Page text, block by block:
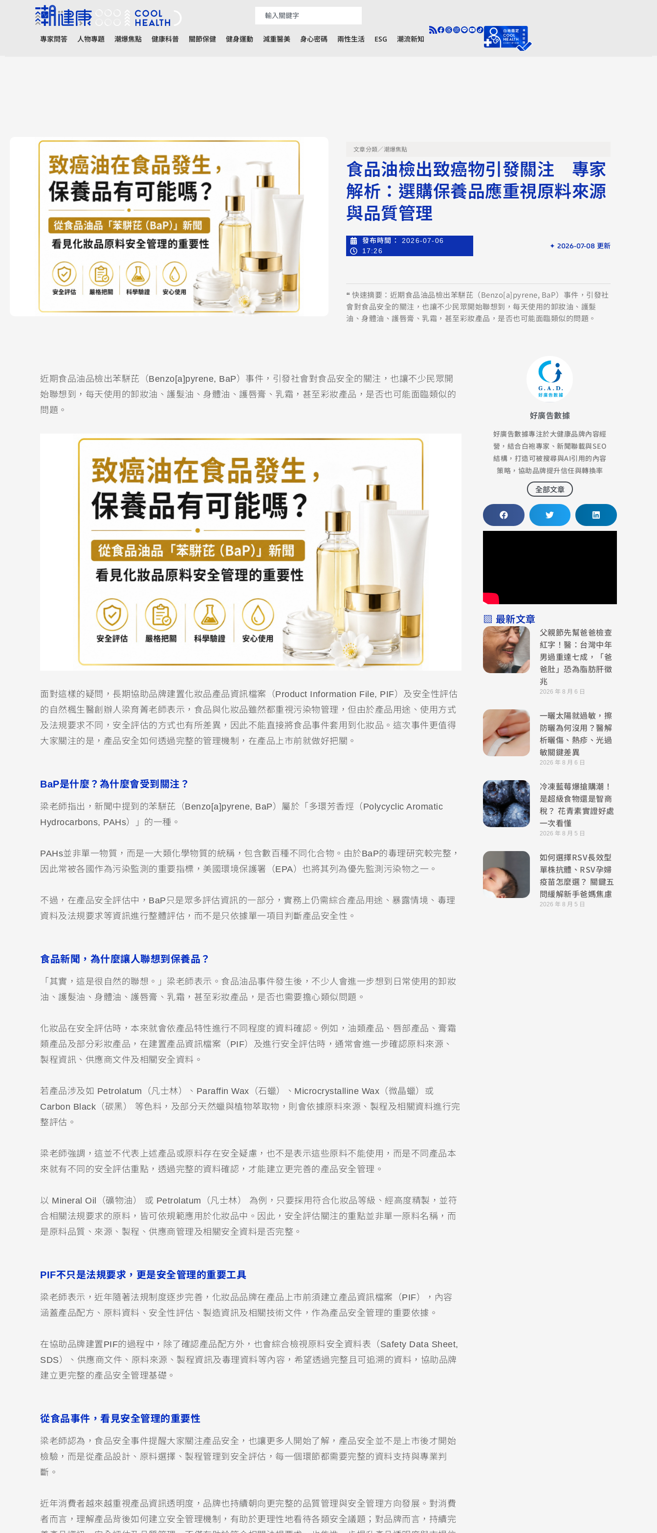
專家問答 人物專題 潮爆焦點 健康科普 關節保健 健身運動 減重醫美 身心密碼 兩性生活 ESG 潮流新知
文章分類／潮爆焦點
食品油檢出致癌物引發關注 專家
解析：選購保養品應重視原料來源
與品質管理
發布時間：
2026-07-06
17:26
✦ 2026-07-08 更新
❝ 快速摘要：近期食品油品檢出苯駢芘（Benzo[a]pyrene, BaP）事件，引發社
會對食品安全的關注，也讓不少民眾開始聯想到，每天使用的卸妝油、護髮
油、身體油、護唇膏、乳霜，甚至彩妝產品，是否也可能面臨類似的問題。
近期食品油品檢出苯駢芘（Benzo[a]pyrene, BaP）事件，引發社會對食品安全的關注，也讓不少民眾開
始聯想到，每天使用的卸妝油、護髮油、身體油、護唇膏、乳霜，甚至彩妝產品，是否也可能面臨類似的
問題。
面對這樣的疑問，長期協助品牌建置化妝品產品資訊檔案（Product Information File, PIF）及安全性評估
的自然楓生醫創辦人梁育菁老師表示，食品與化妝品雖然都重視污染物管理，但由於產品用途、使用方式
及法規要求不同，安全評估的方式也有所差異，因此不能直接將食品事件套用到化妝品。這次事件更值得
大家關注的是，產品安全如何透過完整的管理機制，在產品上市前就做好把關。
BaP是什麼？為什麼會受到關注？
梁老師指出，新聞中提到的苯駢芘（Benzo[a]pyrene, BaP）屬於「多環芳香烴（Polycyclic Aromatic
Hydrocarbons, PAHs）」的一種。
PAHs並非單一物質，而是一大類化學物質的統稱，包含數百種不同化合物。由於BaP的毒理研究較完整，
因此常被各國作為污染監測的重要指標，美國環境保護署（EPA）也將其列為優先監測污染物之一。
不過，在產品安全評估中，BaP只是眾多評估資訊的一部分，實務上仍需綜合產品用途、暴露情境、毒理
資料及法規要求等資訊進行整體評估，而不是只依據單一項目判斷產品安全性。
食品新聞，為什麼讓人聯想到保養品？
「其實，這是很自然的聯想。」梁老師表示。食品油品事件發生後，不少人會進一步想到日常使用的卸妝
油、護髮油、身體油、護唇膏、乳霜，甚至彩妝產品，是否也需要擔心類似問題。
化妝品在安全評估時，本來就會依產品特性進行不同程度的資料確認。例如，油類產品、唇部產品、膏霜
類產品及部分彩妝產品，在建置產品資訊檔案（PIF）及進行安全評估時，通常會進一步確認原料來源、
製程資訊、供應商文件及相關安全資料。
若產品涉及如 Petrolatum（凡士林）、Paraffin Wax（石蠟）、Microcrystalline Wax（微晶蠟）或
Carbon Black（碳黑） 等色料，及部分天然蠟與植物萃取物，則會依據原料來源、製程及相關資料進行完
整評估。
梁老師強調，這並不代表上述產品或原料存在安全疑慮，也不是表示這些原料不能使用，而是不同產品本
來就有不同的安全評估重點，透過完整的資料確認，才能建立更完善的產品安全管理。
以 Mineral Oil（礦物油） 或 Petrolatum（凡士林） 為例，只要採用符合化妝品等級、經高度精製，並符
合相關法規要求的原料，皆可依規範應用於化妝品中。因此，安全評估關注的重點並非單一原料名稱，而
是原料品質、來源、製程、供應商管理及相關安全資料是否完整。
PIF不只是法規要求，更是安全管理的重要工具
梁老師表示，近年隨著法規制度逐步完善，化妝品品牌在產品上市前須建立產品資訊檔案（PIF），內容
涵蓋產品配方、原料資料、安全性評估、製造資訊及相關技術文件，作為產品安全管理的重要依據。
在協助品牌建置PIF的過程中，除了確認產品配方外，也會綜合檢視原料安全資料表（Safety Data Sheet,
SDS）、供應商文件、原料來源、製程資訊及毒理資料等內容，希望透過完整且可追溯的資料，協助品牌
建立更完整的產品安全管理基礎。
從食品事件，看見安全管理的重要性
梁老師認為，食品安全事件提醒大家關注產品安全，也讓更多人開始了解，產品安全並不是上市後才開始
檢驗，而是從產品設計、原料選擇、製程管理到安全評估，每一個環節都需要完整的資料支持與專業判
斷。
近年消費者越來越重視產品資訊透明度，品牌也持續朝向更完整的品質管理與安全管理方向發展。對消費
者而言，理解產品背後如何建立安全管理機制，有助於更理性地看待各類安全議題；對品牌而言，持續完
好廣告數據
好廣告數據專注於大健康品牌內容經
營，結合白袍專家、新聞聯載與SEO
結構，打造可被搜尋與AI引用的內容
策略，協助品牌提升信任與轉換率
全部文章
▧ 最新文章
父親節先幫爸爸檢查
紅字！醫：台灣中年
男過重達七成，「爸
爸肚」恐為脂肪肝徵
兆
2026 年 8 月 6 日
一曬太陽就過敏，擦
防曬為何沒用？醫解
析曬傷、熱疹、光過
敏關鍵差異
2026 年 8 月 6 日
冷凍藍莓爆搶購潮！
是超級食物還是智商
稅？ 花青素實證好處
一次看懂
2026 年 8 月 5 日
如何選擇RSV長效型
單株抗體、RSV孕婦
疫苗怎麼選？ 關鍵五
問緩解新手爸媽焦慮
2026 年 8 月 5 日